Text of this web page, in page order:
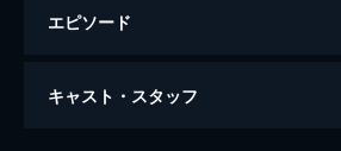
エピソード
カメラを止めるな！
キャスト・スタッフ